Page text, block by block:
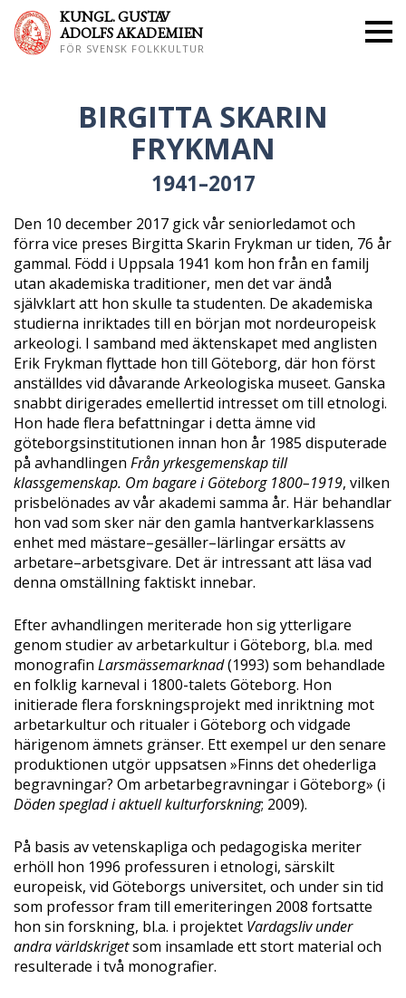
KUNGL. GUSTAV
ADOLFS AKADEMIEN
FÖR SVENSK FOLKKULTUR
BIRGITTA SKARIN
FRYKMAN
1941–2017
Den 10 december 2017 gick vår seniorledamot och
förra vice preses Birgitta Skarin Frykman ur tiden, 76 år
gammal. Född i Uppsala 1941 kom hon från en familj
utan akademiska traditioner, men det var ändå
självklart att hon skulle ta studenten. De akademiska
studierna inriktades till en början mot nordeuropeisk
arkeologi. I samband med äktenskapet med anglisten
Erik Frykman flyttade hon till Göteborg, där hon först
anställdes vid dåvarande Arkeologiska museet. Ganska
snabbt dirigerades emellertid intresset om till etnologi.
Hon hade flera befattningar i detta ämne vid
göteborgsinstitutionen innan hon år 1985 disputerade
på avhandlingen Från yrkesgemenskap till
klassgemenskap. Om bagare i Göteborg 1800–1919, vilken
prisbelönades av vår akademi samma år. Här behandlar
hon vad som sker när den gamla hantverkarklassens
enhet med mästare–gesäller–lärlingar ersätts av
arbetare–arbetsgivare. Det är intressant att läsa vad
denna omställning faktiskt innebar.
Efter avhandlingen meriterade hon sig ytterligare
genom studier av arbetarkultur i Göteborg, bl.a. med
monografin Larsmässemarknad(1993) som behandlade
en folklig karneval i 1800-talets Göteborg. Hon
initierade flera forskningsprojekt med inriktning mot
arbetarkultur och ritualer i Göteborg och vidgade
härigenom ämnets gränser. Ett exempel ur den senare
produktionen utgör uppsatsen »Finns det ohederliga
begravningar? Om arbetarbegravningar i Göteborg» (i
Döden speglad i aktuell kulturforskning; 2009).
På basis av vetenskapliga och pedagogiska meriter
erhöll hon 1996 professuren i etnologi, särskilt
europeisk, vid Göteborgs universitet, och under sin tid
som professor fram till emeriteringen 2008 fortsatte
hon sin forskning, bl.a. i projektet Vardagsliv under
andra världskrigetsom insamlade ett stort material och
resulterade i två monografier.